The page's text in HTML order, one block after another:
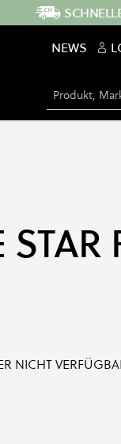
NEWS
NICHT